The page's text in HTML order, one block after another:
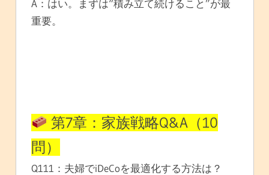
A：はい。まずは“積み立て続けること”が最
重要。
第7章：家族戦略Q&A（10
問）
Q111：夫婦でiDeCoを最適化する方法は？